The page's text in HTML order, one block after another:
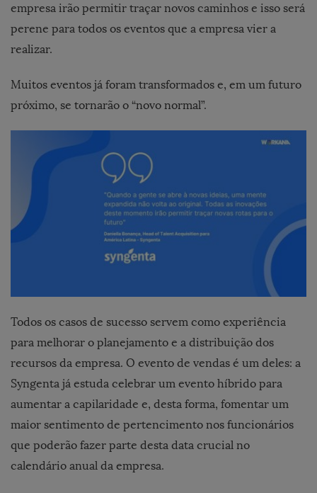
empresa irão permitir traçar novos caminhos e isso será
perene para todos os eventos que a empresa vier a
realizar.
Muitos eventos já foram transformados e, em um futuro
próximo, se tornarão o “novo normal”.
Todos os casos de sucesso servem como experiência
para melhorar o planejamento e a distribuição dos
recursos da empresa. O evento de vendas é um deles: a
Syngenta já estuda celebrar um evento híbrido para
aumentar a capilaridade e, desta forma, fomentar um
maior sentimento de pertencimento nos funcionários
que poderão fazer parte desta data crucial no
calendário anual da empresa.